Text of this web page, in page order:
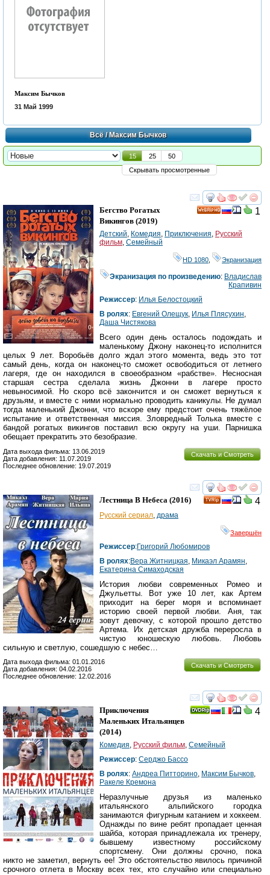
Максим Бычков
31 Май 1999
Всё/ Максим Бычков
15 25
50
Скрывать просмотренные
смотреть
1
Бегство Рогатых
Викингов (2019)
Детский Комедия Приключения Русский
фильм Семейный
HD 1080 Экранизация
Экранизация по произведению: Владислав
Крапивин
Режиссер: Илья Белостоцкий
В ролях: Евгений Олещук Илья Плясухин
Даша Чистякова
Всего один день осталось подождать и
маленькому Джону наконец-то исполнится
целых 9 лет. Воробьёв долго ждал этого момента, ведь это тот
самый день, когда он наконец-то сможет освободиться от летнего
лагеря, где он находился в своеобразном «рабстве». Несносная
старшая сестра сделала жизнь Джонни в лагере просто
невыносимой. Но скоро всё закончится и он сможет вернуться к
друзьям, и вместе с ними нормально проводить каникулы. Не думал
тогда маленький Джонни, что вскоре ему предстоит очень тяжёлое
испытание и ответственная миссия. Зловредный Толька вместе с
бандой рогатых викингов поставил всю округу на уши. Парнишка
обещает прекратить это безобразие.
Скачать и Смотреть
Дата выхода фильма: 13.06.2019
Дата добавления: 11.07.2019
Последнее обновление: 19.07.2019
смотреть
4
Лестница В Небеса (2016)
Русский сериал драма
Завершён
Режиссер:Григорий Любомиров
В ролях:Вера Житницкая Микаэл Арамян
Екатерина Симаходская
История любви современных Ромео и
Джульетты. Вот уже 10 лет, как Артем
приходит на берег моря и вспоминает
историю своей первой любви. Аня, так
зовут девочку, с которой прошло детство
Артема. Их детская дружба переросла в
чистую юношескую любовь. Любовь
сильную и светлую, сошедшую с небес…
Скачать и Смотреть
Дата выхода фильма: 01.01.2016
Дата добавления: 04.02.2016
Последнее обновление: 12.02.2016
смотреть
4
Приключения
Маленьких Итальянцев
(2014)
Комедия, Русский фильм, Семейный
Режиссер: Серджо Бассо
В ролях: Андреа Питторино, Максим Бычков,
Ракеле Кремона
Неразлучные друзья из маленько
итальянского альпийского городка
занимаются фигурным катанием и хоккеем.
Однажды по вине ребят пропадает ценная
шайба, которая принадлежала их тренеру,
бывшему известному российскому
спортсмену. Они должны срочно, пока
никто не заметил, вернуть ее! Это обстоятельство явилось причиной
срочного отлета в Москву всех тех, кто случайно или специально